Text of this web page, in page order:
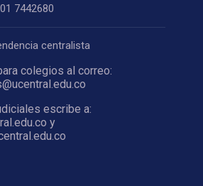
7442680
centralista
colegios al correo:
escribe a:
y